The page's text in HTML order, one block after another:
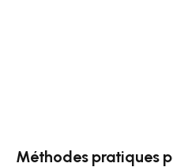
Méthodes pratiques